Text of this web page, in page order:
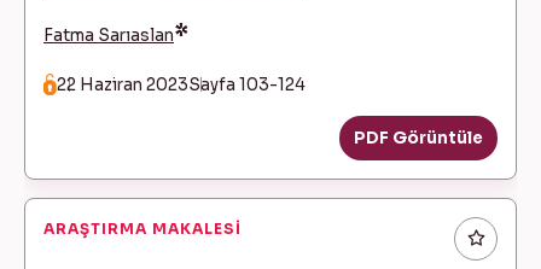
Fatma Sarıaslan*
22 Haziran 2023Sayfa 103-124
PDF Görüntüle
ARAŞTIRMA MAKALESI